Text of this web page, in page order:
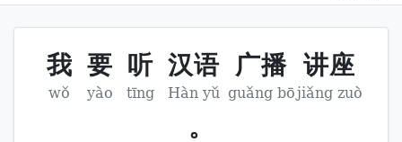
我 要 听 汉语 广播 讲座
wǒ yào tīng Hàn yǔ guǎng bōjiǎng zuò
。